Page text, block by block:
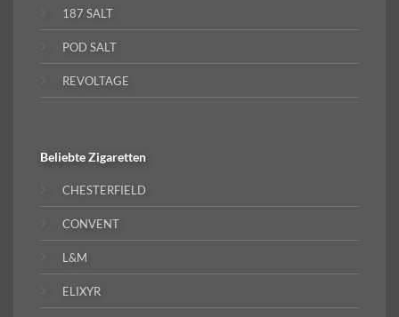
187 SALT
POD SALT
REVOLTAGE
BeliebteZigaretten
CHESTERFIELD
CONVENT
L&M
ELIXYR